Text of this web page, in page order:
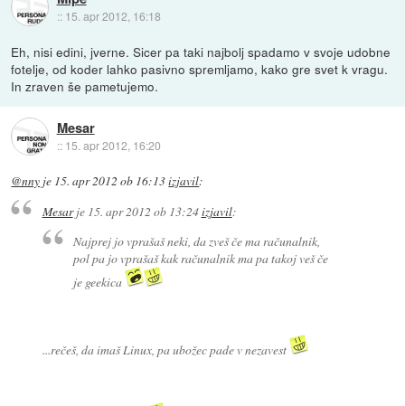
:: 15. apr 2012, 16:18
Eh, nisi edini, jverne. Sicer pa taki najbolj spadamo v svoje udobne
fotelje, od koder lahko pasivno spremljamo, kako gre svet k vragu.
In zraven še pametujemo.
Mesar
:: 15. apr 2012, 16:20
@nny je 15. apr 2012 ob 16:13izjavil:
Mesarje 15. apr 2012 ob 13:24izjavil:
Najprej jo vprašaš neki, da zveš če ma računalnik,
pol pa jo vprašaš kak računalnik ma pa takoj veš če
je geekica
...rečeš, da imaš Linux, pa ubožec pade v nezavest